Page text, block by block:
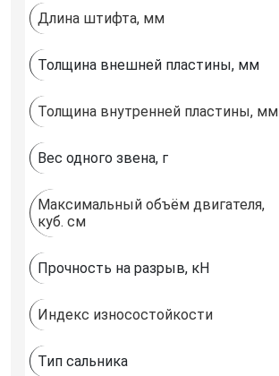
Длина штифта, мм
Толщина внешней пластины, мм
Толщина внутренней пластины, мм
Вес одного звена, г
Максимальный объём двигателя,
куб. см
Прочность на разрыв, кН
Индекс износостойкости
Тип сальника